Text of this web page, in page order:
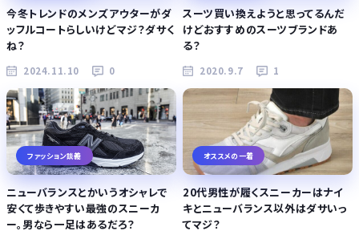
今冬トレンドのメンズアウターがダ
ッフルコートらしいけどマジ？ダサく
ね？
2024.11.10 0
スーツ買い換えようと思ってるんだ
けどおすすめのスーツブランドあ
る？
2020.9.7 1
ファッション談義
ニューバランスとかいうオシャレで
安くて歩きやすい最強のスニーカ
ー。男なら一足はあるだろ？
オススメの一着
20代男性が履くスニーカーはナイ
キとニューバランス以外はダサいっ
てマジ？